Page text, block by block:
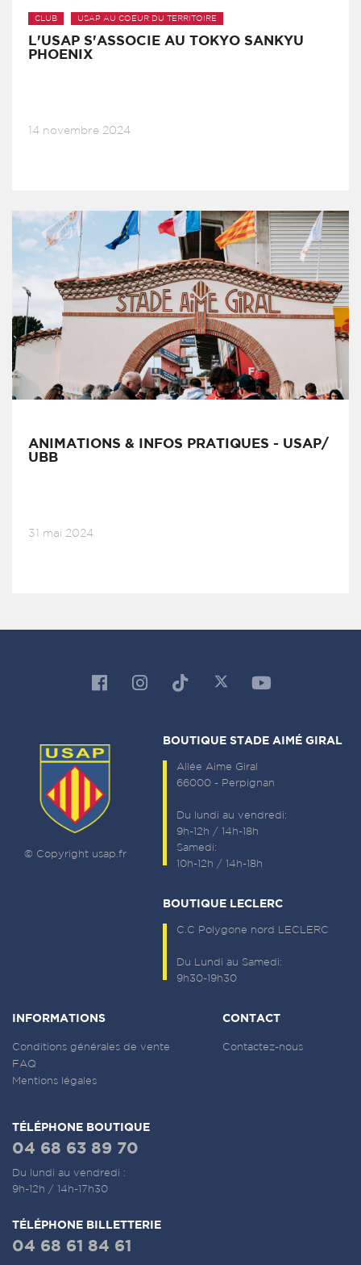
CLUB USAP AU COEUR DU TERRITOIRE
L'USAP S'ASSOCIE AU TOKYO SANKYU
PHOENIX
14 novembre 2024
ANIMATIONS & INFOS PRATIQUES - USAP/
UBB
31 mai 2024
© Copyright usap.fr
BOUTIQUE STADE AIMÉ GIRAL
Allée Aime Giral
66000 - Perpignan
Du lundi au vendredi:
9h-12h / 14h-18h
Samedi:
10h-12h / 14h-18h
BOUTIQUE LECLERC
C.C Polygone nord LECLERC
Du Lundi au Samedi:
9h30-19h30
INFORMATIONS
Conditions générales de vente
FAQ
Mentions légales
TÉLÉPHONE BOUTIQUE
04 68 63 89 70
Du lundi au vendredi :
9h-12h / 14h-17h30
TÉLÉPHONE BILLETTERIE
04 68 61 84 61
CONTACT
Contactez-nous